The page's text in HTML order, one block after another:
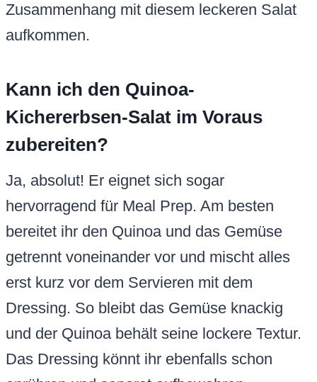
Zusammenhang mit diesem leckeren Salat
aufkommen.
Kann ich den Quinoa-
Kichererbsen-Salat im Voraus
zubereiten?
Ja, absolut! Er eignet sich sogar
hervorragend für Meal Prep. Am besten
bereitet ihr den Quinoa und das Gemüse
getrennt voneinander vor und mischt alles
erst kurz vor dem Servieren mit dem
Dressing. So bleibt das Gemüse knackig
und der Quinoa behält seine lockere Textur.
Das Dressing könnt ihr ebenfalls schon